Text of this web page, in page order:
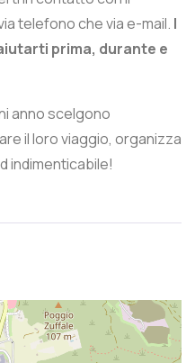
telefono che via e-mail. I
prima, durante e
anno scelgono
il loro viaggio, organizza
indimenticabile!